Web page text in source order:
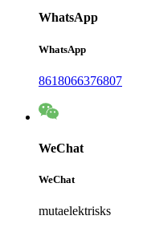
WhatsApp
WhatsApp
8618066376807
WeChat
WeChat
mutaelektrisks